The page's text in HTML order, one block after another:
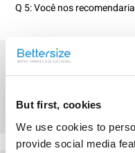
But first, cookies
We use cookies to
provide social media
Q 5: Você nos